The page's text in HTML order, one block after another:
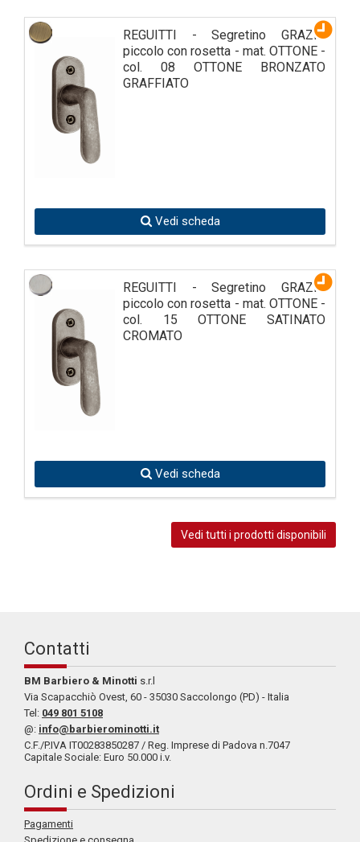
REGUITTI - Segretino GRAZIA
piccolo con rosetta - mat. OTTONE -
col. 08 OTTONE BRONZATO
GRAFFIATO
Vedi scheda
REGUITTI - Segretino GRAZIA
piccolo con rosetta - mat. OTTONE -
col. 15 OTTONE SATINATO
CROMATO
Vedi scheda
Vedi tutti i prodotti disponibili
Contatti
BM Barbiero & Minotti s.r.l
Via Scapacchiò Ovest, 60 - 35030 Saccolongo (PD) - Italia
Tel: 049 801 5108
@: info@barbierominotti.it
C.F./P.IVA IT00283850287 / Reg. Imprese di Padova n.7047
Capitale Sociale: Euro 50.000 i.v.
Ordini e Spedizioni
Pagamenti